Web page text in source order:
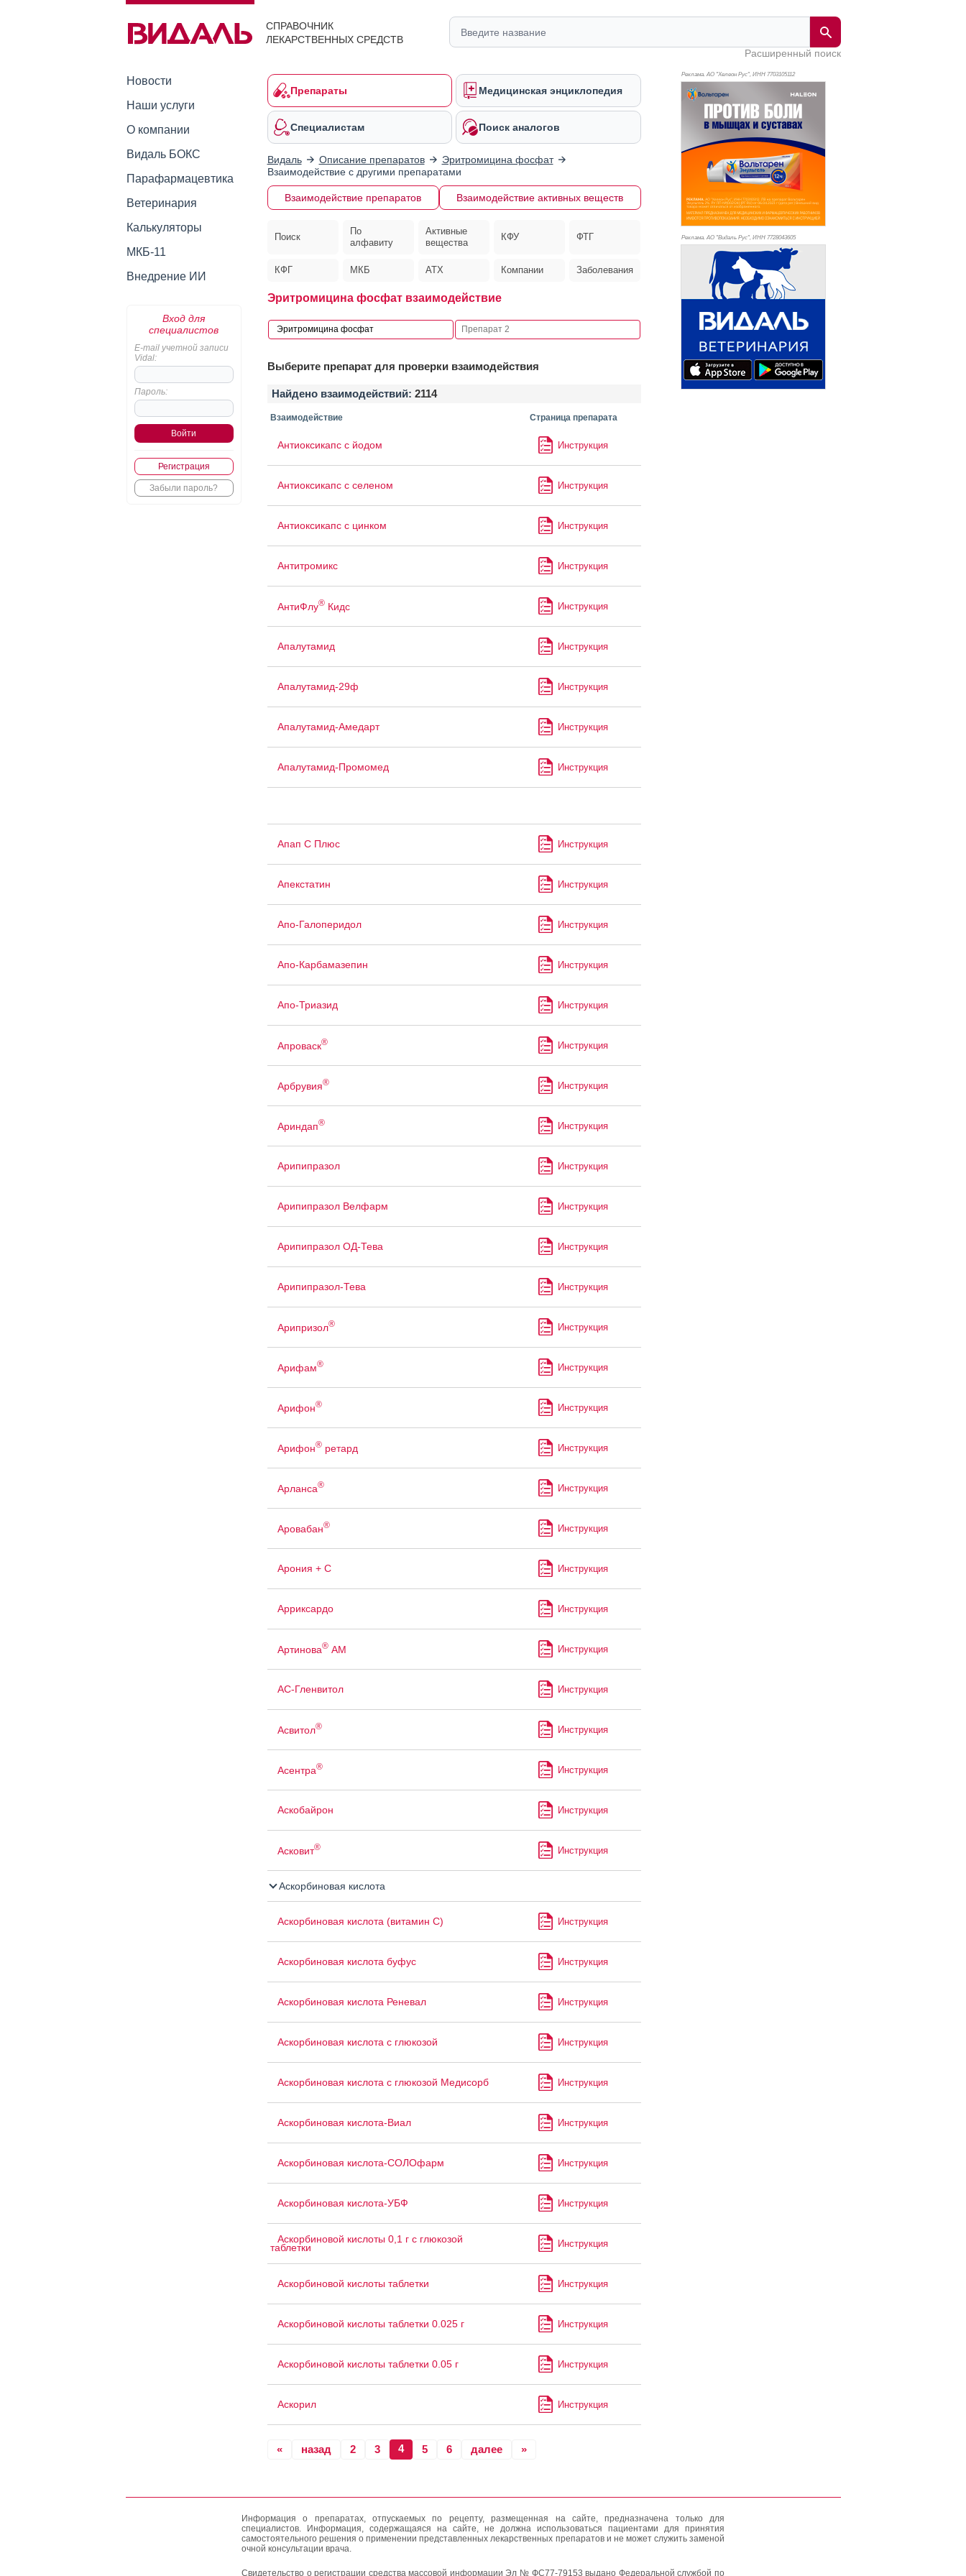
СПРАВОЧНИК
ЛЕКАРСТВЕННЫХ СРЕДСТВ
Расширенный поиск
Новости
Наши услуги
О компании
Видаль БОКС
Парафармацевтика
Ветеринария
Калькуляторы
МКБ-11
Внедрение ИИ
Вход для
специалистов
E-mail учетной записи
Vidal:
Пароль:
Регистрация
Забыли пароль?
Препараты Медицинская энциклопедия
Специалистам Поиск аналогов
Видаль Описание препаратов
Эритромицина фосфат
Взаимодействие с другими препаратами
Взаимодействие препаратов Взаимодействие активных веществ
Поиск
По
алфавиту
Активные
вещества
КФУ ФТГ
КФГ МКБ АТХ Компании Заболевания
Эритромицина фосфат взаимодействие
Выберите препарат для проверки взаимодействия
Найдено взаимодействий: 2114
Взаимодействие Страница препарата
Антиоксикапс с йодом Инструкция
Антиоксикапс с селеном Инструкция
Антиоксикапс с цинком Инструкция
Антитромикс Инструкция
АнтиФлу®Кидс Инструкция
Апалутамид Инструкция
Апалутамид-29ф Инструкция
Апалутамид-Амедарт Инструкция
Апалутамид-Промомед Инструкция
Апап С Плюс Инструкция
Апекстатин Инструкция
Апо-Галоперидол Инструкция
Апо-Карбамазепин Инструкция
Апо-Триазид Инструкция
Апроваск® Инструкция
Арбрувия® Инструкция
Ариндап® Инструкция
Арипипразол Инструкция
Арипипразол Велфарм Инструкция
Арипипразол ОД-Тева Инструкция
Арипипразол-Тева Инструкция
Арипризол® Инструкция
Арифам® Инструкция
Арифон® Инструкция
Арифон®ретард Инструкция
Арланса® Инструкция
Аровабан® Инструкция
Арония + С Инструкция
Арриксардо Инструкция
Артинова®АМ Инструкция
АС-Гленвитол Инструкция
Асвитол® Инструкция
Асентра® Инструкция
Аскобайрон Инструкция
Асковит® Инструкция
Аскорбиновая кислота
Аскорбиновая кислота (витамин С) Инструкция
Аскорбиновая кислота буфус Инструкция
Аскорбиновая кислота Реневал Инструкция
Аскорбиновая кислота с глюкозой Инструкция
Аскорбиновая кислота с глюкозой Медисорб Инструкция
Аскорбиновая кислота-Виал Инструкция
Аскорбиновая кислота-СОЛОфарм Инструкция
Аскорбиновая кислота-УБФ Инструкция
Аскорбиновой кислоты 0,1 г с глюкозой
таблетки Инструкция
Аскорбиновой кислоты таблетки Инструкция
Аскорбиновой кислоты таблетки 0.025 г Инструкция
Аскорбиновой кислоты таблетки 0.05 г Инструкция
Аскорил Инструкция
« назад 2 3 4 5 6 далее »
Реклама. АО "Хелеон Рус", ИНН 7703105112
Реклама. АО "Видаль Рус", ИНН 7728043605
Информация о препаратах, отпускаемых по рецепту, размещенная на сайте, предназначена только для
специалистов. Информация, содержащаяся на сайте, не должна использоваться пациентами для принятия
самостоятельного решения о применении представленных лекарственных препаратов и не может служить заменой
очной консультации врача.
Свидетельство о регистрации средства массовой информации Эл № ФС77-79153 выдано Федеральной службой по